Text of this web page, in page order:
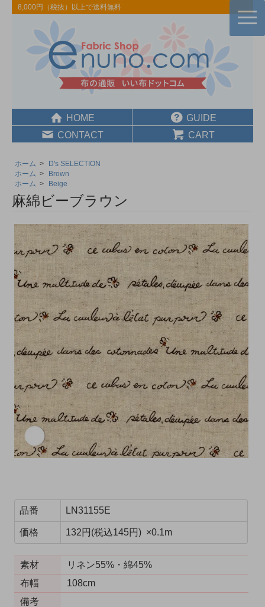
8,000円（税抜）以上で送料無料
HOME
GUIDE
CONTACT
CART
ホーム >
D's SELECTION
ホーム >
Brown
ホーム > Beige
麻綿ビーブラウン
品番 LN31155E
価格 132円(税込145円) ×0.1m
素材
リネン55%・綿45%
布幅
108cm
備考